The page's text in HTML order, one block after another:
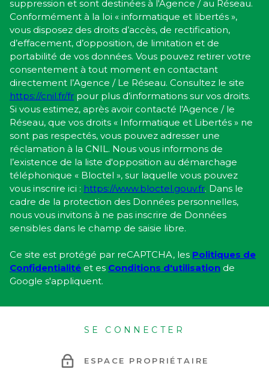
suppression et sont destinées à l'Agence / au Réseau.
Conformément à la loi « informatique et libertés »,
vous disposez des droits d’accès, de rectification,
d’effacement, d’opposition, de limitation et de
portabilité de vos données. Vous pouvez retirer votre
consentement à tout moment en contactant
directement l’Agence / Le Réseau. Consultez le site
https://cnil.fr/fr pour plus d’informations sur vos droits.
Si vous estimez, après avoir contacté l'Agence / le
Réseau, que vos droits « Informatique et Libertés » ne
sont pas respectés, vous pouvez adresser une
réclamation à la CNIL. Nous vous informons de
l’existence de la liste d'opposition au démarchage
téléphonique « Bloctel », sur laquelle vous pouvez
vous inscrire ici : https://www.bloctel.gouv.fr. Dans le
cadre de la protection des Données personnelles,
nous vous invitons à ne pas inscrire de Données
sensibles dans le champ de saisie libre.
Ce site est protégé par reCAPTCHA, les Politiques de
Confidentialité et es Conditions d'utilisation de
Google s'appliquent.
SE CONNECTER
ESPACE PROPRIÉTAIRE